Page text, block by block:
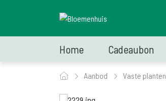
Home Cadeaubon
Aanbod Vaste planten